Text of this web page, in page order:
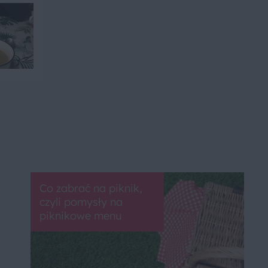
Co zabrać na piknik,
czyli pomysły na
piknikowe menu